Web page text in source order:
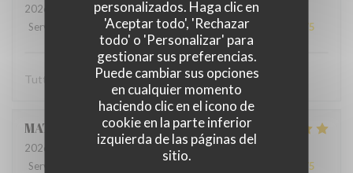
personalizados. Haga clic en
'Aceptar todo', 'Rechazar
todo' o 'Personalizar' para
gestionar sus preferencias.
Puede cambiar sus opciones
en cualquier momento
haciendo clic en el icono de
cookie en la parte inferior
izquierda de las páginas del
sitio.
2026-06-07
- 14:30 - Invitados 2
Servicio
Ambiente: 5/5 Menú 5/5 Calidad / Precio /5
Tutto molto buono. Carbonade buonissima
MATHIEU
2026-06-07
- 19:00 - Invitados 2
Servicio
/5